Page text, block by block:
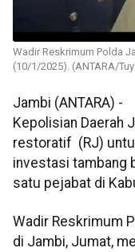
Wadir Reskrimum Polda
(10/1/2025). (ANTARA/
Jambi (ANTARA) -
Kepolisian Daerah
restoratif (RJ)
investasi tambang
satu pejabat di
Wadir Reskrimum
di Jambi, Jumat,